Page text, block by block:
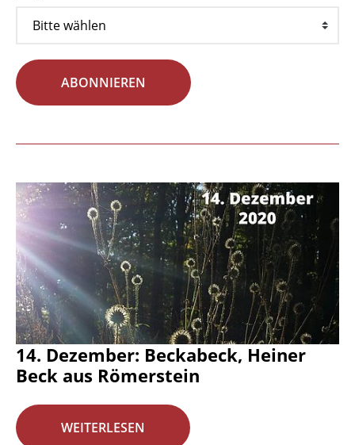
ABONNIEREN
14. Dezember: Beckabeck, Heiner
Beck aus Römerstein
WEITERLESEN